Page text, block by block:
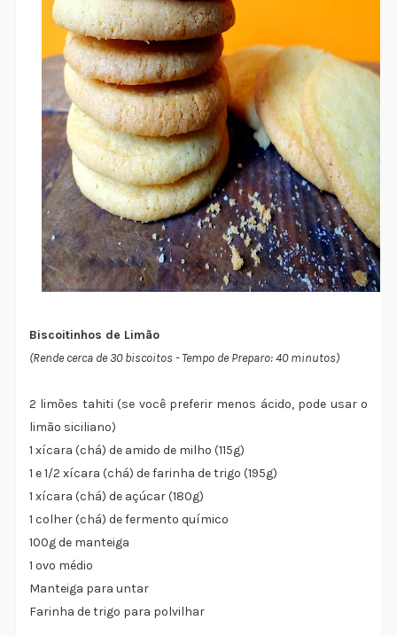
Biscoitinhos de Limão
(Rende cerca de 30 biscoitos - Tempo de Preparo: 40 minutos)
2 limões tahiti (se você preferir menos ácido, pode usar o
limão siciliano)
1 xícara (chá) de amido de milho (115g)
1 e 1/2 xícara (chá) de farinha de trigo (195g)
1 xícara (chá) de açúcar (180g)
1 colher (chá) de fermento químico
100g de manteiga
1 ovo médio
Manteiga para untar
Farinha de trigo para polvilhar